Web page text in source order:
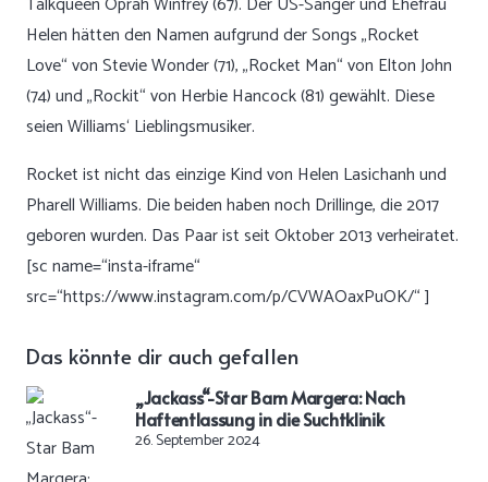
Helen hätten den Namen aufgrund der Songs „Rocket
Love“ von Stevie Wonder (71), „Rocket Man“ von Elton John
(74) und „Rockit“ von Herbie Hancock (81) gewählt. Diese
seien Williams‘ Lieblingsmusiker.
Rocket ist nicht das einzige Kind von Helen Lasichanh und
Pharell Williams. Die beiden haben noch Drillinge, die 2017
geboren wurden. Das Paar ist seit Oktober 2013 verheiratet.
[sc name=“insta-iframe“
src=“https://www.instagram.com/p/CVWAOaxPuOK/“ ]
Das könnte dir auch gefallen
„Jackass“-Star Bam Margera: Nach
Haftentlassung in die Suchtklinik
26. September 2024